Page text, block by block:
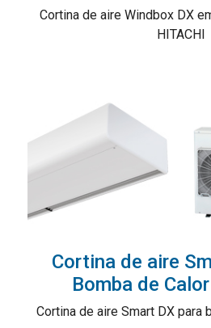
Cortina de aire Windbox DX
HITACHI
Cortina de aire
Bomba de
Cortina de aire Smart DX para